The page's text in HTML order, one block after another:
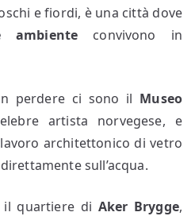
e fiordi, è una città dove
convivono in
perdere ci sono il Museo
artista norvegese, e
architettonico di vetro
sull’acqua.
il quartiere di Aker Brygge,